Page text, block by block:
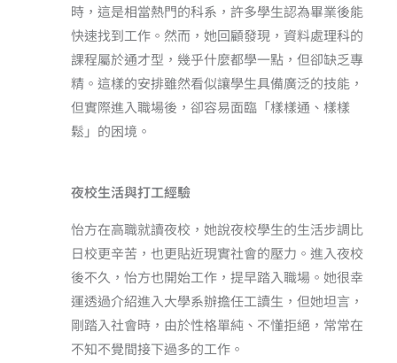
時，這是相當熱門的科系，許多學生認為畢業後能
快速找到工作。然而，她回顧發現，資料處理科的
課程屬於通才型，幾乎什麼都學一點，但卻缺乏專
精。這樣的安排雖然看似讓學生具備廣泛的技能，
但實際進入職場後，卻容易面臨「樣樣通、樣樣
鬆」的困境。
夜校生活與打工經驗
怡方在高職就讀夜校，她說夜校學生的生活步調比
日校更辛苦，也更貼近現實社會的壓力。進入夜校
後不久，怡方也開始工作，提早踏入職場。她很幸
運透過介紹進入大學系辦擔任工讀生，但她坦言，
剛踏入社會時，由於性格單純、不懂拒絕，常常在
不知不覺間接下過多的工作。